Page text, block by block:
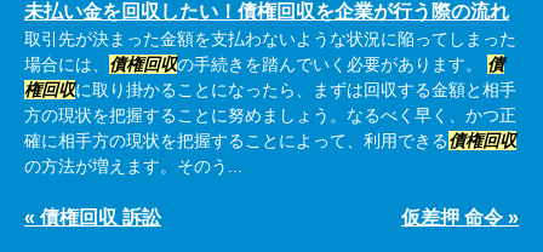
未払い金を回収したい！債権回収を企業が行う際の流れ
取引先が決まった金額を支払わないような状況に陥ってしまった
場合には、 債権回収の手続きを踏んでいく必要があります。 債
権回収に取り掛かることになったら、まずは回収する金額と相手
方の現状を把握することに努めましょう。なるべく早く、かつ正
確に相手方の現状を把握することによって、利用できる債権回収
の方法が増えます。そのう...
« 債権回収 訴訟 仮差押 命令 »